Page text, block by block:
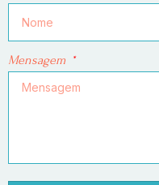
Mensagem